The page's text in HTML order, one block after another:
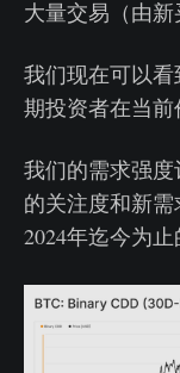
大量交易（由新
我们现在可以
期投资者在当前
我们的需求强
的关注度和新
2024年迄今为止